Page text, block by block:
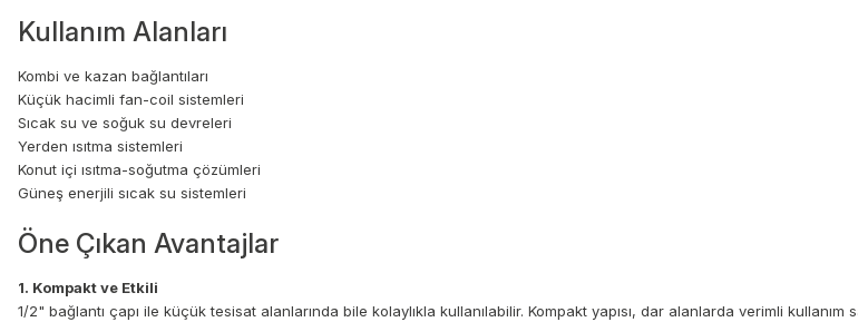
Kullanım Alanları
Kombi ve kazan bağlantıları
Küçük hacimli fan-coil sistemleri
Sıcak su ve soğuk su devreleri
Yerden ısıtma sistemleri
Konut içi ısıtma-soğutma çözümleri
Güneş enerjili sıcak su sistemleri
Öne Çıkan Avantajlar
1. Kompakt ve Etkili
1/2" bağlantı çapı ile küçük tesisat alanlarında bile kolaylıkla kullanılabilir. Kompakt yapısı, dar alanlarda verimli kullanım